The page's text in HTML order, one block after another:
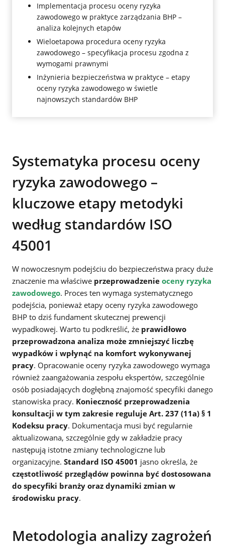
Implementacja procesu oceny ryzyka
zawodowego w praktyce zarządzania BHP –
analiza kolejnych etapów
Wieloetapowa procedura oceny ryzyka
zawodowego – specyfikacja procesu zgodna z
wymogami prawnymi
Inżynieria bezpieczeństwa w praktyce – etapy
oceny ryzyka zawodowego w świetle
najnowszych standardów BHP
Systematyka procesu oceny
ryzyka zawodowego –
kluczowe etapy metodyki
według standardów ISO
45001
W nowoczesnym podejściu do bezpieczeństwa pracy duże
znaczenie ma właściwe przeprowadzenie oceny ryzyka
zawodowego. Proces ten wymaga systematycznego
podejścia, ponieważ etapy oceny ryzyka zawodowego
BHP to dziś fundament skutecznej prewencji
wypadkowej. Warto tu podkreślić, że prawidłowo
przeprowadzona analiza może zmniejszyć liczbę
wypadków i wpłynąć na komfort wykonywanej
pracy. Opracowanie oceny ryzyka zawodowego wymaga
również zaangażowania zespołu ekspertów, szczególnie
osób posiadających dogłębną znajomość specyfiki danego
stanowiska pracy. Konieczność przeprowadzenia
konsultacji w tym zakresie reguluje Art. 237 (11a) § 1
Kodeksu pracy. Dokumentacja musi być regularnie
aktualizowana, szczególnie gdy w zakładzie pracy
następują istotne zmiany technologiczne lub
organizacyjne. Standard ISO 45001 jasno określa, że
częstotliwość przeglądów powinna być dostosowana
do specyfiki branży oraz dynamiki zmian w
środowisku pracy.
Metodologia analizy zagrożeń